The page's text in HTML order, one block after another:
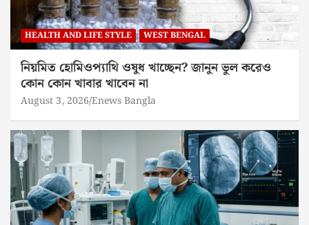
HEALTH AND LIFE STYLE WEST BENGAL
নিয়মিত হোমিওপ্যাথি ওষুধ খাচ্ছেন? জানুন ভুল করেও
কোন কোন খাবার খাবেন না
August 3, 2026 Enews Bangla